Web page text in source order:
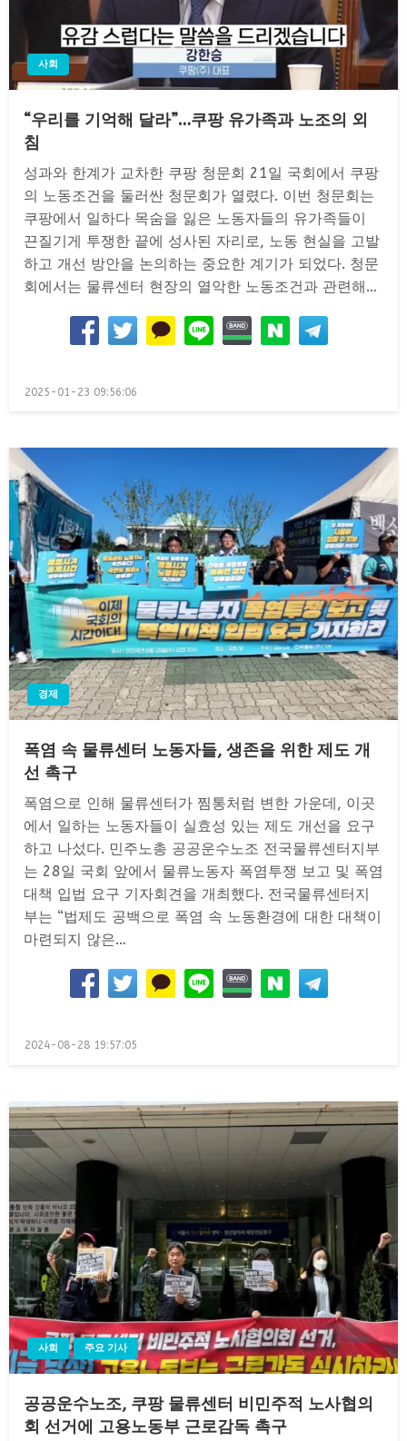
사회
“우리를 기억해 달라”…쿠팡 유가족과 노조의 외
침
성과와 한계가 교차한 쿠팡 청문회 21일 국회에서 쿠팡
의 노동조건을 둘러싼 청문회가 열렸다. 이번 청문회는
쿠팡에서 일하다 목숨을 잃은 노동자들의 유가족들이
끈질기게 투쟁한 끝에 성사된 자리로, 노동 현실을 고발
하고 개선 방안을 논의하는 중요한 계기가 되었다. 청문
회에서는 물류센터 현장의 열악한 노동조건과 관련해…
Posted
2025-01-23 09:56:06
경제
폭염 속 물류센터 노동자들, 생존을 위한 제도 개
선 촉구
폭염으로 인해 물류센터가 찜통처럼 변한 가운데, 이곳
에서 일하는 노동자들이 실효성 있는 제도 개선을 요구
하고 나섰다. 민주노총 공공운수노조 전국물류센터지부
는 28일 국회 앞에서 물류노동자 폭염투쟁 보고 및 폭염
대책 입법 요구 기자회견을 개최했다. 전국물류센터지
부는 “법제도 공백으로 폭염 속 노동환경에 대한 대책이
마련되지 않은…
Posted
2024-08-28 19:57:05
사회 주요 기사
공공운수노조, 쿠팡 물류센터 비민주적 노사협의
회 선거에 고용노동부 근로감독 촉구